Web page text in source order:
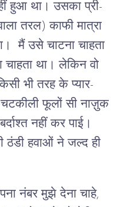
हुआ था। उसका प्री-
तरल) काफी मात्रा
मैं उसे चाटना चाहता
था। लेकिन वो
भी तरह के प्यार-
फूलों सी नाज़ुक
नहीं कर पाई।
ठंडी हवाओं ने जल्द ही
नंबर मुझे देना चाहे,